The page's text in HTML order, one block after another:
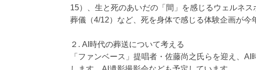
15）、生と死のあいだの「間」を感じるウェルネ
葬儀（4/12）など、死を身体で感じる体験企画が今
２. AI時代の葬送について考える
「ファンベース」提唱者・佐藤尚之氏らを迎え、